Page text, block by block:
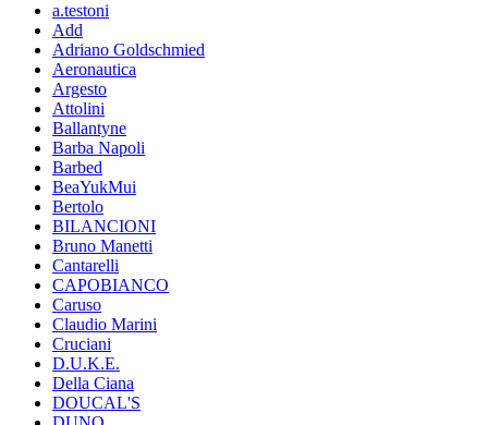
a.testoni
Add
Adriano Goldschmied
Aeronautica
Argesto
Attolini
Ballantyne
Barba Napoli
Barbed
BeaYukMui
Bertolo
BILANCIONI
Bruno Manetti
Cantarelli
CAPOBIANCO
Caruso
Claudio Marini
Cruciani
D.U.K.E.
Della Ciana
DOUCAL'S